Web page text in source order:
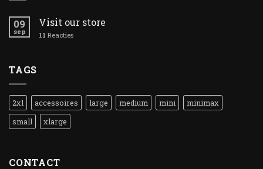
09
sep
Visit our store
11 Reacties
TAGS
2xl accessoires large medium mini
minimax
small
xlarge
CONTACT